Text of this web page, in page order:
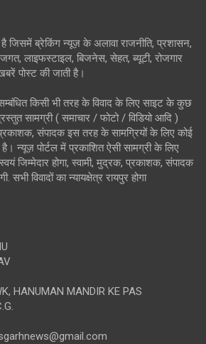
है जिसमें ब्रेकिंग न्यूज़ के अलावा राजनीति, प्रशासन,
लाइफस्टाइल, बिजनेस, सेहत, ब्यूटी, रोजगार
पोस्ट की जाती है।
किसी भी तरह के विवाद के लिए साइट के कुछ
सामग्री ( समाचार / फोटो / विडियो आदि )
प्रकाशक, संपादक इस तरह के सामग्रियों के लिए कोई
है। न्यूज़ पोर्टल में प्रकाशित ऐसी सामग्री के लिए
जिम्मेदार होगा, स्वामी, मुद्रक, प्रकाशक, संपादक
सभी विवादों का न्यायक्षेत्र रायपुर होगा
HANUMAN MANDIR KE PAS